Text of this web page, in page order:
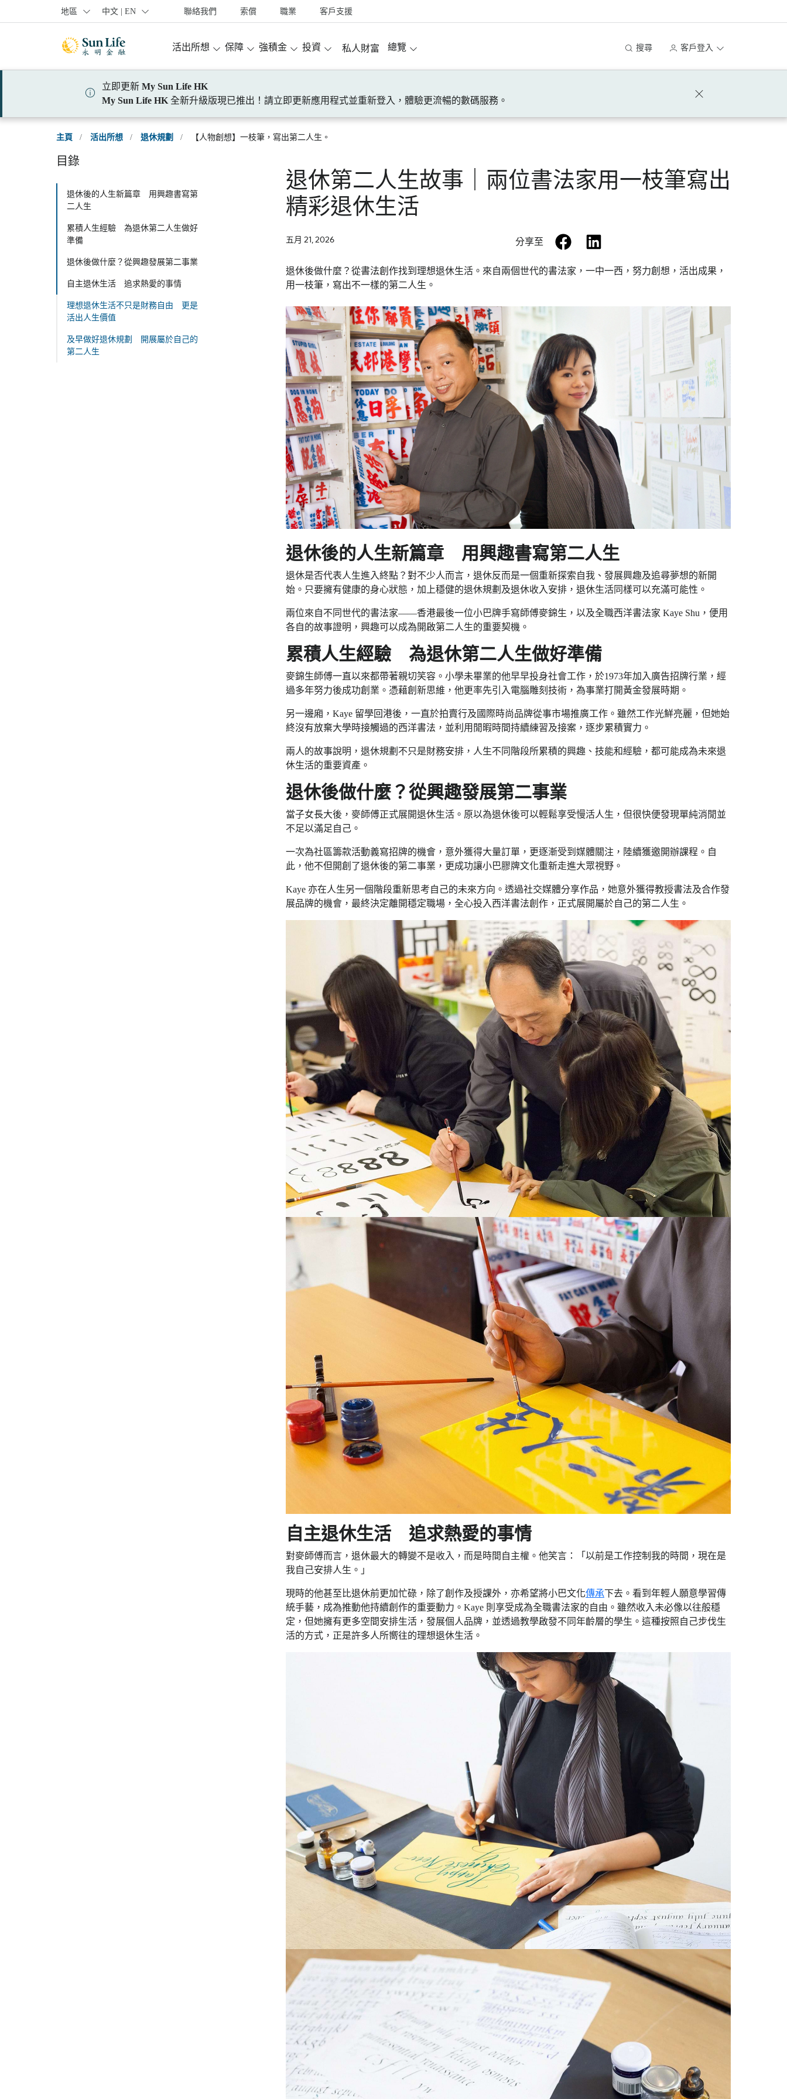
跳到登入頁面
跳到主要內容
跳到頁腳
地區 中文 | EN 聯絡我們 索償 職業 客戶支援
活出所想 保障 強積金 投資 私人財富 總覽 搜尋 客戶登入
立即更新 My Sun Life HK
My Sun Life HK 全新升級版現已推出！請立即更新應用程式並重新登入，體驗更流暢的數碼服務。
主頁 / 活出所想 / 退休規劃 / 【人物創想】一枝筆，寫出第二人生。
目錄
退休後的人生新篇章 用興趣書寫第
二人生
累積人生經驗 為退休第二人生做好
準備
退休後做什麼？從興趣發展第二事業
自主退休生活 追求熱愛的事情
理想退休生活不只是財務自由 更是
活出人生價值
及早做好退休規劃 開展屬於自己的
第二人生
退休第二人生故事｜兩位書法家用一枝筆寫出
精彩退休生活
五月 21, 2026 分享至 facebook
退休後做什麼？從書法創作找到理想退休生活。來自兩個世代的書法家，一中一西，努力創想，活出成果，
用一枝筆，寫出不一樣的第二人生。
退休後的人生新篇章 用興趣書寫第二人生
退休是否代表人生進入終點？對不少人而言，退休反而是一個重新探索自我、發展興趣及追尋夢想的新開
始。只要擁有健康的身心狀態，加上穩健的退休規劃及退休收入安排，退休生活同樣可以充滿可能性。
兩位來自不同世代的書法家——香港最後一位小巴牌手寫師傅麥錦生，以及全職西洋書法家 Kaye Shu，便用
各自的故事證明，興趣可以成為開啟第二人生的重要契機。
累積人生經驗 為退休第二人生做好準備
麥錦生師傅一直以來都帶著親切笑容。小學未畢業的他早早投身社會工作，於1973年加入廣告招牌行業，經
過多年努力後成功創業。憑藉創新思維，他更率先引入電腦雕刻技術，為事業打開黃金發展時期。
另一邊廂，Kaye 留學回港後，一直於拍賣行及國際時尚品牌從事市場推廣工作。雖然工作光鮮亮麗，但她始
終沒有放棄大學時接觸過的西洋書法，並利用閒暇時間持續練習及接案，逐步累積實力。
兩人的故事說明，退休規劃不只是財務安排，人生不同階段所累積的興趣、技能和經驗，都可能成為未來退
休生活的重要資產。
退休後做什麼？從興趣發展第二事業
當子女長大後，麥師傅正式展開退休生活。原以為退休後可以輕鬆享受慢活人生，但很快便發現單純消閒並
不足以滿足自己。
一次為社區籌款活動義寫招牌的機會，意外獲得大量訂單，更逐漸受到媒體關注，陸續獲邀開辦課程。自
此，他不但開創了退休後的第二事業，更成功讓小巴膠牌文化重新走進大眾視野。
Kaye 亦在人生另一個階段重新思考自己的未來方向。透過社交媒體分享作品，她意外獲得教授書法及合作發
展品牌的機會，最終決定離開穩定職場，全心投入西洋書法創作，正式展開屬於自己的第二人生。
自主退休生活 追求熱愛的事情
對麥師傅而言，退休最大的轉變不是收入，而是時間自主權。他笑言：「以前是工作控制我的時間，現在是
我自己安排人生。」
現時的他甚至比退休前更加忙碌，除了創作及授課外，亦希望將小巴文化傳承下去。看到年輕人願意學習傳
統手藝，成為推動他持續創作的重要動力。Kaye 則享受成為全職書法家的自由。雖然收入未必像以往般穩
定，但她擁有更多空間安排生活，發展個人品牌，並透過教學啟發不同年齡層的學生。這種按照自己步伐生
活的方式，正是許多人所嚮往的理想退休生活。